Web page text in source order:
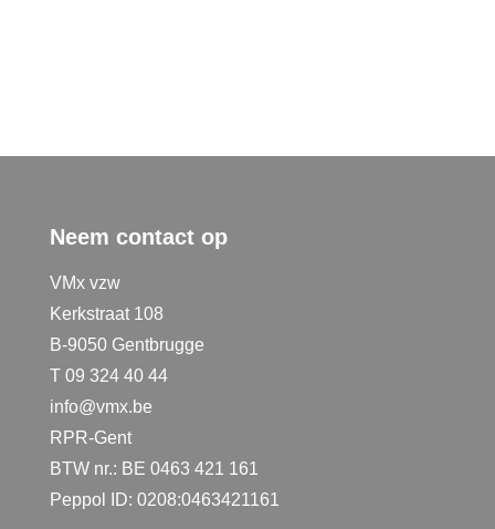
Neem contact op
VMx vzw
Kerkstraat 108
B-9050 Gentbrugge
T 09 324 40 44
info@vmx.be
RPR-Gent
BTW nr.: BE 0463 421 161
Peppol ID: 0208:0463421161